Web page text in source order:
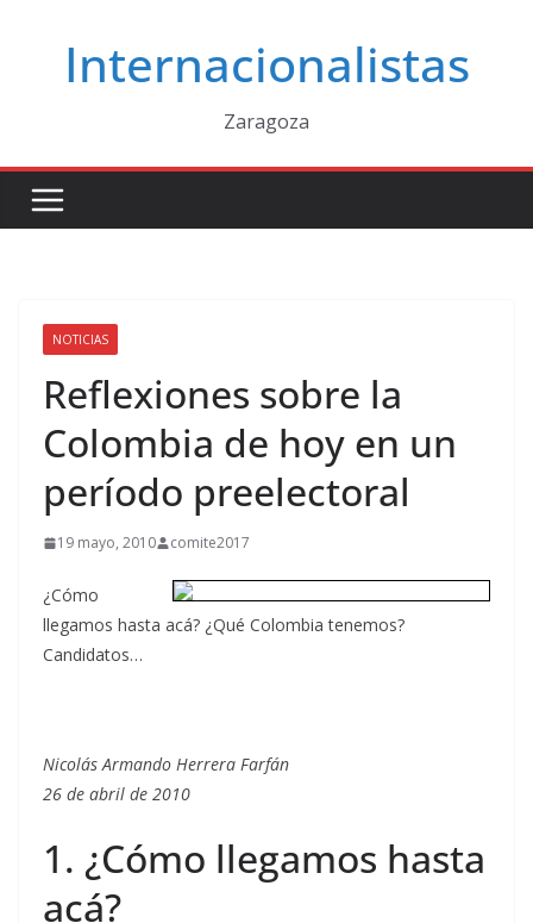
contenidoInternacionalistas
Zaragoza
NOTICIAS
Reflexiones sobre la
Colombia de hoy en un
período preelectoral
19 mayo, 2010 comite2017
¿Cómo
llegamos hasta acá? ¿Qué Colombia tenemos?
Candidatos…
Nicolás Armando Herrera Farfán
26 de abril de 2010
1. ¿Cómo llegamos hasta
acá?